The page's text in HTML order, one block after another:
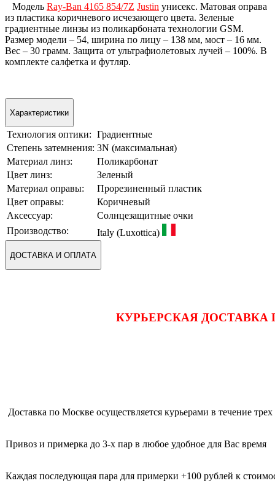
Модель Ray-Ban 4165 854/7Z Justin унисекс. Матовая оправа
из пластика коричневого исчезающего цвета. Зеленые
градиентные линзы из поликарбоната технологии GSM.
Размер модели – 54, ширина по лицу – 138 мм, мост – 16 мм.
Вес – 30 грамм. Защита от ультрафиолетовых лучей – 100%. В
комплекте салфетка и футляр.
Характеристики
Технология оптики: Градиентные
Степень затемнения: 3N (максимальная)
Материал линз:
Поликарбонат
Цвет линз:
Зеленый
Материал оправы:
Прорезиненный пластик
Цвет оправы:
Коричневый
Аксессуар:
Солнцезащитные очки
Производство:
Italy (Luxottica)
ДОСТАВКА И ОПЛАТА
КУРЬЕРСКАЯ ДОСТАВКА
Доставка по Москве осуществляется курьерами в течение трех
Привоз и примерка до 3-х пар в любое удобное для Вас время
Каждая последующая пара для примерки +100 рублей к